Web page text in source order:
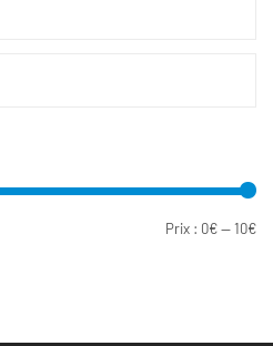
Prix : 0€—10€